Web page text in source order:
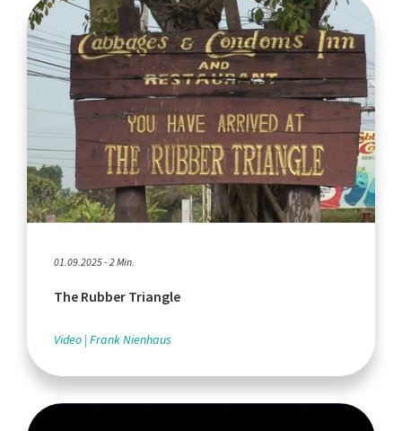
01.09.2025 - 2 Min.
The Rubber Triangle
Video Frank Nienhaus